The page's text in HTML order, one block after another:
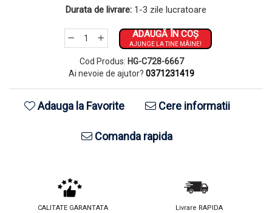
Durata de livrare: 1-3 zile lucratoare
ADAUGĂ ÎN COȘ
AJUNGE LA TINE MÂINE!
Cod Produs: HG-C728-6667
Ai nevoie de ajutor? 0371231419
Adauga la Favorite Cere informatii
Comanda rapida
CALITATE GARANTATA Livrare RAPIDA